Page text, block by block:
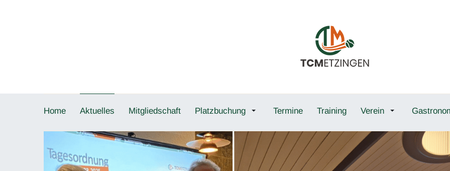
Home Aktuelles Mitgliedschaft Platzbuchung Termine Training Verein